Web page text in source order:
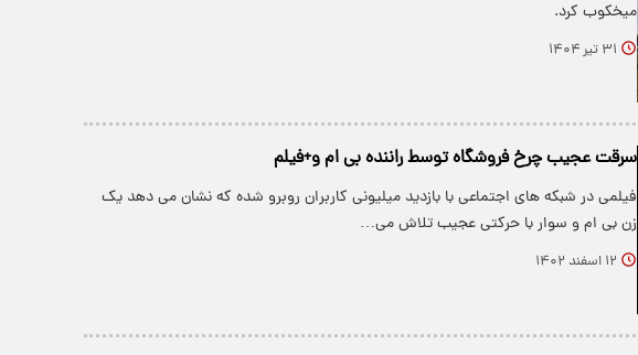
میخکوب کرد.
۳۱ تیر ۱۴۰۴
سرقت عجیب چرخ فروشگاه توسط راننده بی ام و+فیلم
فیلمی در شبکه های اجتماعی با بازدید میلیونی کاربران روبرو شده که نشان می دهد یک
زن بی ام و سوار با حرکتی عجیب تلاش می…
۱۲ اسفند ۱۴۰۲